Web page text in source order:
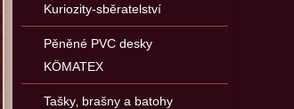
Kuriozity-sběratelství
Pěněné PVC desky
KÖMATEX
Tašky‚ brašny a batohy